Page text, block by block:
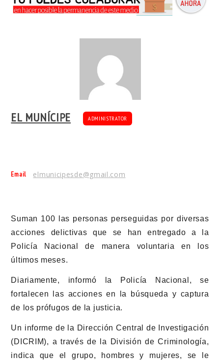
EL MUNÍCIPE ADMINISTRATOR
Email elmunicipesde@gmail.com
Suman 100 las personas perseguidas por diversas
acciones delictivas que se han entregado a la
Policía Nacional de manera voluntaria en los
últimos meses.
Diariamente, informó la Policía Nacional, se
fortalecen las acciones en la búsqueda y captura
de los prófugos de la justicia.
Un informe de la Dirección Central de Investigación
(DICRIM), a través de la División de Criminología,
indica que el grupo, hombres y mujeres, se le